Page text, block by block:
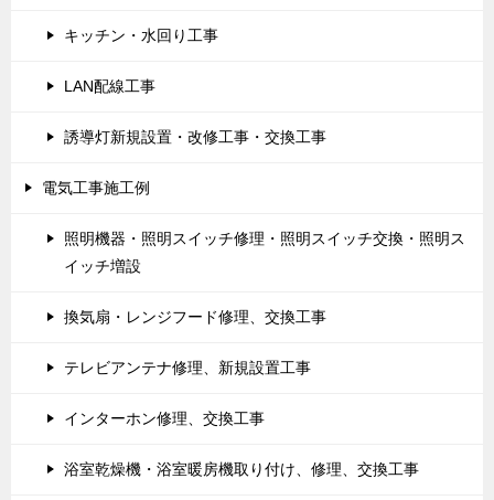
キッチン・水回り工事
LAN配線工事
誘導灯新規設置・改修工事・交換工事
電気工事施工例
照明機器・照明スイッチ修理・照明スイッチ交換・照明ス
イッチ増設
換気扇・レンジフード修理、交換工事
テレビアンテナ修理、新規設置工事
インターホン修理、交換工事
浴室乾燥機・浴室暖房機取り付け、修理、交換工事